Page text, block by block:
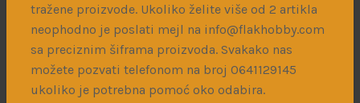
tražene proizvode. Ukoliko želite više od 2 artikla
neophodno je poslati mejl na info@flakhobby.com
sa preciznim šiframa proizvoda. Svakako nas
možete pozvati telefonom na broj 0641129145
ukoliko je potrebna pomoć oko odabira.
P-47D Thunderbolt was the backbone of the 56th FG—
Hub Zemke’s famous “Wolfpack.” This advanced kit lets
you build one of the jets with detailed representation of
engine, cockpit interior, additional details, including